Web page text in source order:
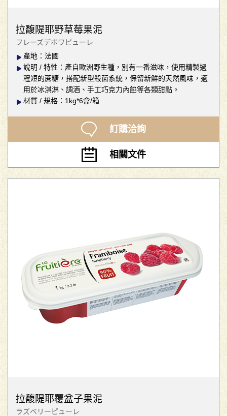
拉馥隄耶野草莓果泥
フレーズデボワピューレ
產地：法國
說明 / 特性：產自歐洲野生種，別有一番滋味，使用精製過
程短的蔗糖，搭配新型殺菌系統，保留新鮮的天然風味，適
用於冰淇淋、調酒、手工巧克力內餡等各類甜點。
材質 / 規格：1kg*6盒/箱
訂購洽詢
相關文件
拉馥隄耶覆盆子果泥
ラズベリーピューレ